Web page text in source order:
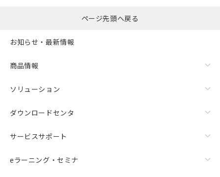
ページ先頭へ戻る
お知らせ・最新情報
商品情報
ソリューション
ダウンロードセンタ
サービスサポート
eラーニング・セミナ